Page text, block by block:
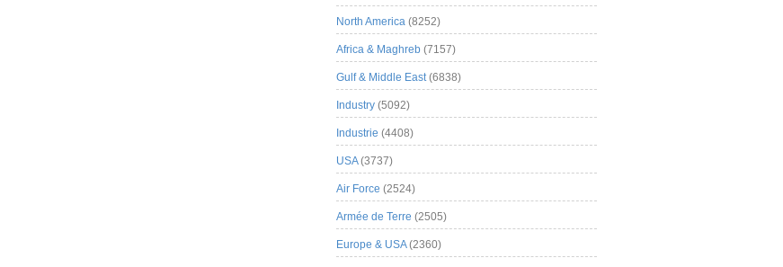
North America (8252)
Africa & Maghreb (7157)
Gulf & Middle East(6838)
Industry (5092)
Industrie (4408)
USA(3737)
Air Force (2524)
Armée de Terre (2505)
Europe & USA(2360)